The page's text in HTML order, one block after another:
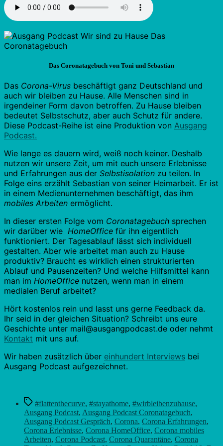
Das Coronatagebuch von Toni und Sebastian
Das Corona-Virus beschäftigt ganz Deutschland und
auch wir bleiben zu Hause. Alle Menschen sind in
irgendeiner Form davon betroffen. Zu Hause bleiben
bedeutet Selbstschutz, aber auch Schutz für andere.
Diese Podcast-Reihe ist eine Produktion von Ausgang
Podcast.
Wie lange es dauern wird, weiß noch keiner. Deshalb
nutzen wir unsere Zeit, um mit euch unsere Erlebnisse
und Erfahrungen aus der Selbstisolation zu teilen. In
Folge eins erzählt Sebastian von seiner Heimarbeit. Er ist
in einem Medienunternehmen beschäftigt, das ihm
mobiles Arbeiten ermöglicht.
In dieser ersten Folge vom Coronatagebuch sprechen
wir darüber wie HomeOffice für ihn eigentlich
funktioniert. Der Tagesablauf lässt sich individuell
gestalten. Aber wie arbeitet man auch zu Hause
produktiv? Braucht es wirklich einen strukturierten
Ablauf und Pausenzeiten? Und welche Hilfsmittel kann
man im HomeOffice nutzen, wenn man in einem
medialen Beruf arbeitet?
Hört kostenlos rein und lasst uns gerne Feedback da.
Ihr seid in der gleichen Situation? Schreibt uns eure
Geschichte unter mail@ausgangpodcast.de oder nehmt
Kontakt mit uns auf.
Wir haben zusätzlich über einhundert Interviews bei
Ausgang Podcast aufgezeichnet.
Schlagwörter
#flattenthecurve, #stayathome, #wirbleibenzuhause,
Ausgang Podcast, Ausgang Podcast Coronatagebuch,
Ausgang Podcast Gespräch, Corona, Corona Erfahrungen,
Corona Erlebnisse, Corona HomeOffice, Corona mobiles
Arbeiten, Corona Podcast, Corona Quarantäne, Corona